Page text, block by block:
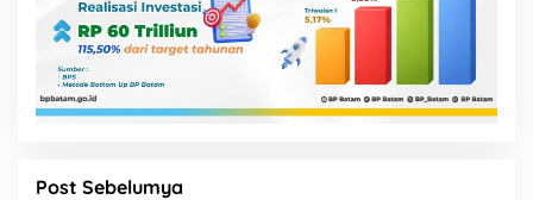
Post Sebelumya